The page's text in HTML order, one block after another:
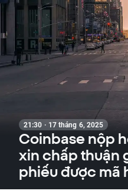
21:30 · 17 tháng 6, 2025
Coinbase nộp
xin chấp thuận
phiếu được mã